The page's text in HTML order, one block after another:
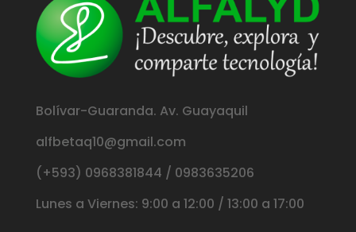
Bolívar-Guaranda. Av. Guayaquil
alfbetaq10@gmail.com
(+593) 0968381844 / 0983635206
Lunes a Viernes: 9:00 a 12:00 / 13:00 a 17:00